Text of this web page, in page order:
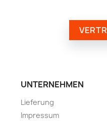
UNTERNEHMEN
Lieferung
Impressum